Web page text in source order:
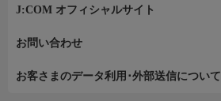
J:COM オフィシャルサイト
お問い合わせ
お客さまのデータ利用･外部送信について